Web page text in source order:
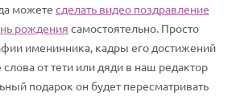
можете сделать видео поздравление
рождения самостоятельно. Просто
именинника, кадры его достижений
от тети или дяди в наш редактор
подарок он будет пересматривать